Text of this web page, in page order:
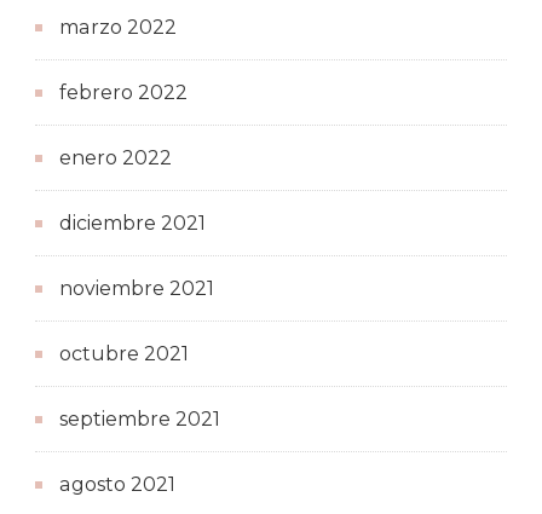
marzo 2022
febrero 2022
enero 2022
diciembre 2021
noviembre 2021
octubre 2021
septiembre 2021
agosto 2021